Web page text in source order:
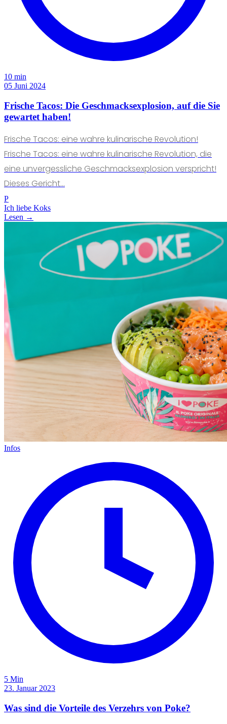
10 min
05 Juni 2024
Frische Tacos: Die Geschmacksexplosion, auf die Sie
gewartet haben!
Frische Tacos: eine wahre kulinarische Revolution!
Frische Tacos: eine wahre kulinarische Revolution, die
eine unvergessliche Geschmacksexplosion verspricht!
Dieses Gericht...
P
Ich liebe Koks
Lesen →
Infos
5 Min
23. Januar 2023
Was sind die Vorteile des Verzehrs von Poke?